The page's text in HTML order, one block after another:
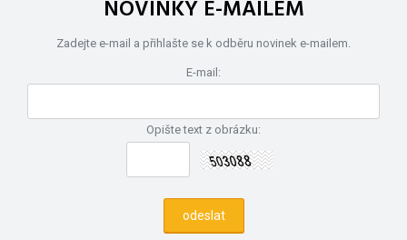
NOVINKY E-MAILEM
Zadejte e-mail a přihlašte se k odběru novinek e-mailem.
E-mail:
Opište text z obrázku: